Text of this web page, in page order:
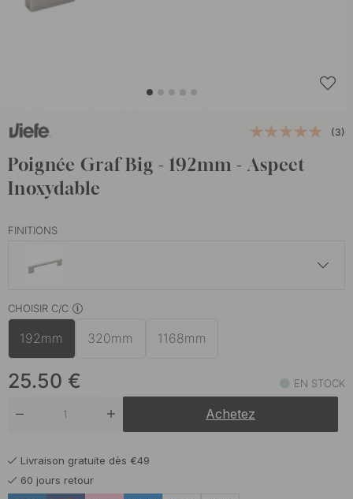
(3)
Poignée Graf Big - 192mm - Aspect
Inoxydable
FINITIONS
Laiton
Noir
CHOISIR C/C
192mm 320mm 1168mm
25.50 € EN STOCK
Achetez
Livraison gratuite dès €49
60 jours retour